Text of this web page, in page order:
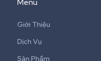
Menu
Giới Thiệu
Dịch Vụ
Sản Phẩm